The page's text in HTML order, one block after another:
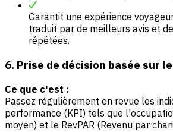
Garantit une expérience
traduit par de meilleurs avis et
répétées.
6. Prise de décision basée sur
Ce que c'est :
Passez régulièrement en revue les
performance (KPI) tels que
moyen) et le RevPAR (Revenu par